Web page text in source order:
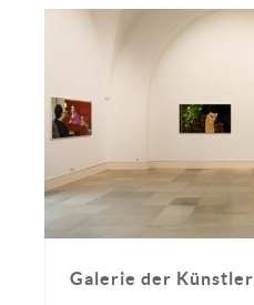
Galerie der Künstler